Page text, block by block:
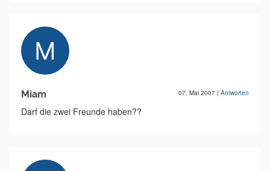
Miam 07. Mai 2007 | Antworten
Darf die zwei Freunde haben??